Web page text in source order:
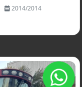
2014/2014